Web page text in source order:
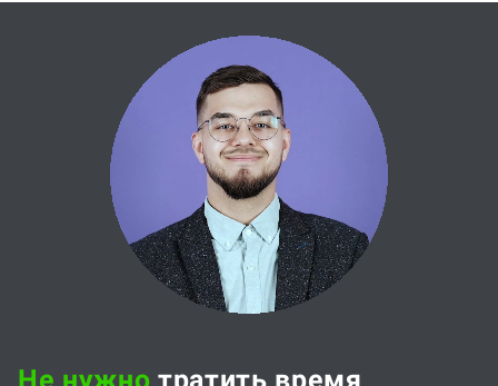
Не нужно тратить время